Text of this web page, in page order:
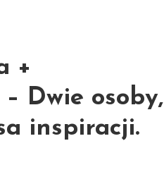
+
Dwie osoby,
inspiracji.